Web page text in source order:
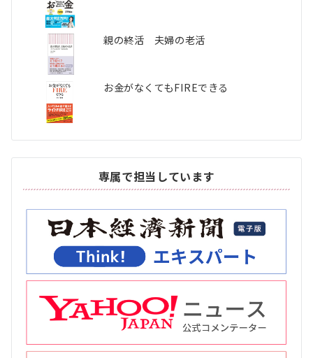
親の終活 夫婦の老活
お金がなくてもFIREできる
専属で担当しています